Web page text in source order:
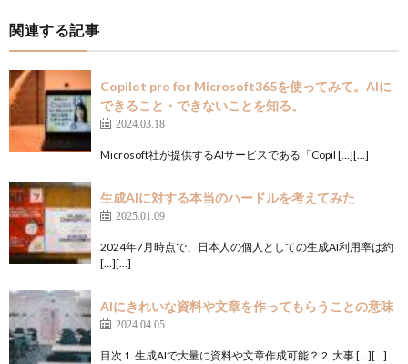
関連する記事
Copilot pro for Microsoft365を使ってみて。AIに
できること・できないことを知る。
2024.03.18
Microsoft社が提供するAIサービスである「Copil […][…]
生成AIに対する本当のハードルを考えてみた
2025.01.09
2024年7月時点で、日本人の個人としての生成AI利用率は約
[…][…]
AIにきれいな資料や文章を作ってもらうことの意味
2024.04.05
目次 1. 生成AIで大量に資料や文章作成可能？ 2. 大事 […][…]